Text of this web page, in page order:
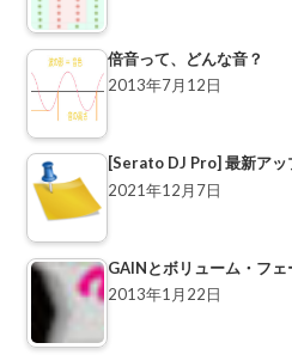
倍音って、どんな音？
2013年7月12日
[Serato DJ Pro] 最新アッ
2021年12月7日
GAINとボリューム・フェ
2013年1月22日